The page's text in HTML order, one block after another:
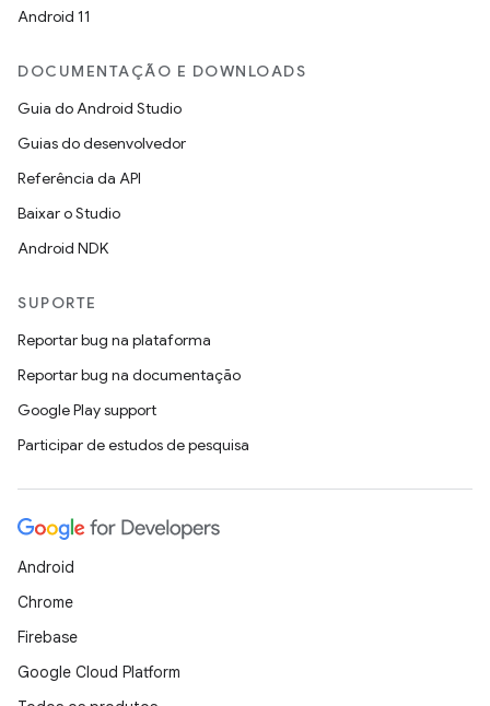
Android 11
DOCUMENTAÇÃO E DOWNLOADS
Guia do Android Studio
Guias do desenvolvedor
Referência da API
Baixar o Studio
Android NDK
SUPORTE
Reportar bug na plataforma
Reportar bug na documentação
Google Play support
Participar de estudos de pesquisa
Android
Chrome
Firebase
Google Cloud Platform